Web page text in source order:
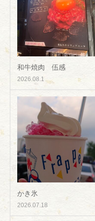
和牛焼肉 伍感
2026.08.1
かき氷
2026.07.18